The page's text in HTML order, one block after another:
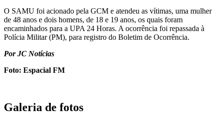
O SAMU foi acionado pela GCM e atendeu as vítimas, uma mulher
de 48 anos e dois homens, de 18 e 19 anos, os quais foram
encaminhados para a UPA 24 Horas. A ocorrência foi repassada à
Polícia Militar (PM), para registro do Boletim de Ocorrência.
Por JC Notícias
Foto: Espacial FM
Galeria de fotos